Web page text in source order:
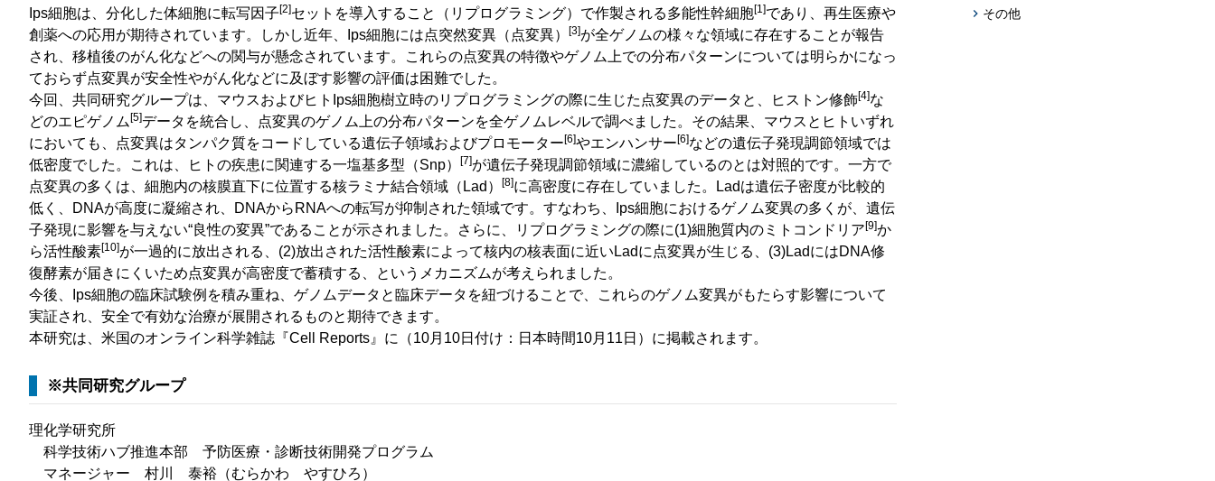
附帯決議等をふまえた総務省通知に基づく情報公開
動物実験に関する情報
Ips細胞は、分化した体細胞に転写因子[2]セットを導入すること（リプログラミング）で作製される多能性幹細胞[1]であり、再生医療や
創薬への応用が期待されています。しかし近年、Ips細胞には点突然変異（点変異）
[3]が全ゲノムの様々な領域に存在することが報告
され、移植後のがん化などへの関与が懸念されています。これらの点変異の特徴やゲノム上での分布パターンについては明らかになっ
ておらず点変異が安全性やがん化などに及ぼす影響の評価は困難でした。
今回、共同研究グループは、マウスおよびヒトIps細胞樹立時のリプログラミングの際に生じた点変異のデータと、ヒストン修飾[4]な
どのエピゲノム[5]データを統合し、点変異のゲノム上の分布パターンを全ゲノムレベルで調べました。その結果、マウスとヒトいずれ
においても、点変異はタンパク質をコードしている遺伝子領域およびプロモーター[6]やエンハンサー[6]などの遺伝子発現調節領域では
低密度でした。これは、ヒトの疾患に関連する一塩基多型（Snp）
[7]が遺伝子発現調節領域に濃縮しているのとは対照的です。一方で
点変異の多くは、細胞内の核膜直下に位置する核ラミナ結合領域（Lad）
[8]に高密度に存在していました。Ladは遺伝子密度が比較的
低く、DNAが高度に凝縮され、DNAからRNAへの転写が抑制された領域です。すなわち、Ips細胞におけるゲノム変異の多くが、遺伝
子発現に影響を与えない“良性の変異”であることが示されました。さらに、リプログラミングの際に(1)細胞質内のミトコンドリア[9]か
ら活性酸素[10]が一過的に放出される、(2)放出された活性酸素によって核内の核表面に近いLadに点変異が生じる、(3)LadにはDNA修
復酵素が届きにくいため点変異が高密度で蓄積する、というメカニズムが考えられました。
今後、Ips細胞の臨床試験例を積み重ね、ゲノムデータと臨床データを紐づけることで、これらのゲノム変異がもたらす影響について
実証され、安全で有効な治療が展開されるものと期待できます。
本研究は、米国のオンライン科学雑誌『Cell Reports』に（10月10日付け：日本時間10月11日）に掲載されます。
※共同研究グループ
理化学研究所
科学技術ハブ推進本部 予防医療・診断技術開発プログラム
マネージャー 村川 泰裕（むらかわ やすひろ）
その他